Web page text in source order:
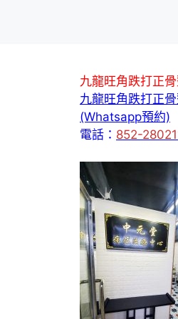
九龍旺角跌打正
九龍旺角跌打正
(Whatsapp預約)
電話： 852-